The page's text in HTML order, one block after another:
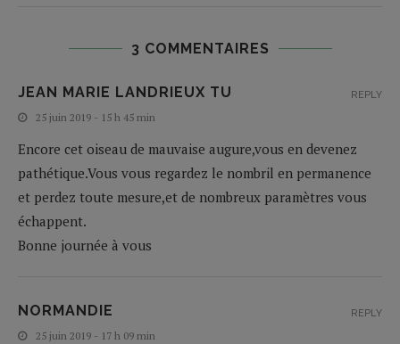
3 COMMENTAIRES
JEAN MARIE LANDRIEUX TU
25 juin 2019 - 15 h 45 min
Encore cet oiseau de mauvaise augure,vous en devenez
pathétique.Vous vous regardez le nombril en permanence
et perdez toute mesure,et de nombreux paramètres vous
échappent.
Bonne journée à vous
REPLY
NORMANDIE
25 juin 2019 - 17 h 09 min
REPLY